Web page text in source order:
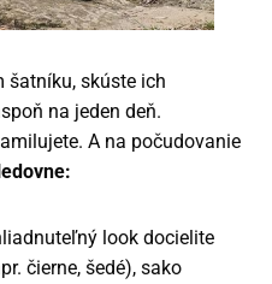
šatníku, skúste ich
na jeden deň.
A na počudovanie
look docielite
čierne, šedé), sako